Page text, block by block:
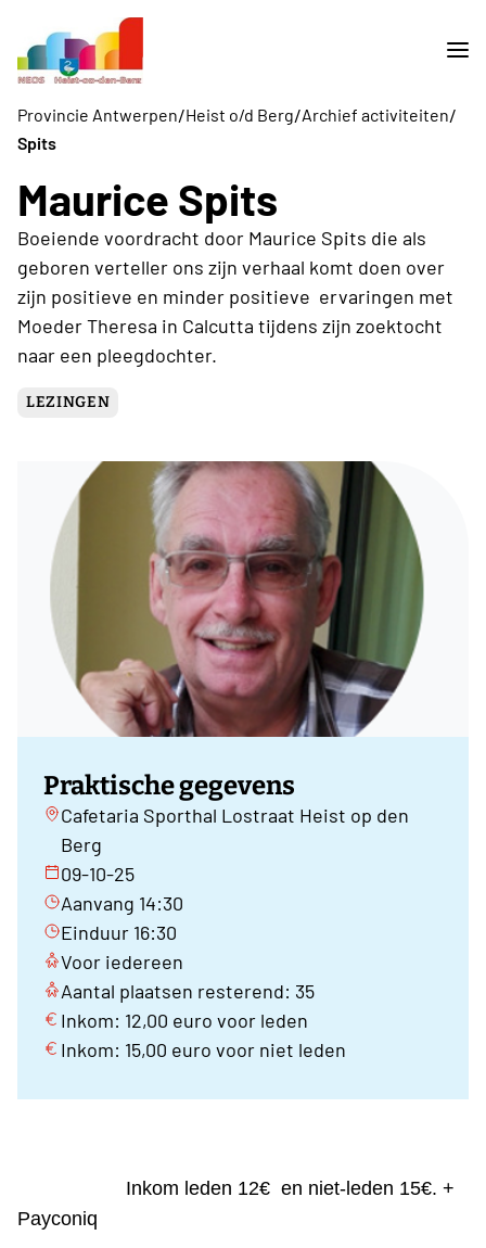
Provincie Antwerpen/Heist o/d Berg/Archief activiteiten/
Spits
Maurice Spits
Boeiende voordracht door Maurice Spits die als
geboren verteller ons zijn verhaal komt doen over
zijn positieve en minder positieve ervaringen met
Moeder Theresa in Calcutta tijdens zijn zoektocht
naar een pleegdochter.
LEZINGEN
Praktische gegevens
Cafetaria Sporthal Lostraat Heist op den
Berg
09-10-25
Aanvang 14:30
Einduur 16:30
Voor iedereen
Aantal plaatsen resterend: 35
Inkom: 12,00 euro voor leden
Inkom: 15,00 euro voor niet leden
Inkom leden 12€ en niet-leden 15€. +
Payconiq